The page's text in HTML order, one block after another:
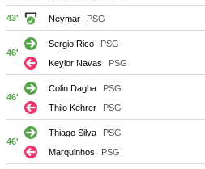
43' Neymar PSG
46'
Sergio Rico
PSG
Keylor Navas
PSG
46'
Colin Dagba
PSG
Thilo Kehrer
PSG
46'
Thiago Silva
PSG
Marquinhos
PSG